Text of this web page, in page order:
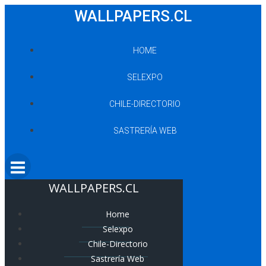
WALLPAPERS.CL
HOME
SELEXPO
CHILE-DIRECTORIO
SASTRERÍA WEB
WALLPAPERS.CL
Home
Selexpo
Chile-Directorio
Sastrería Web